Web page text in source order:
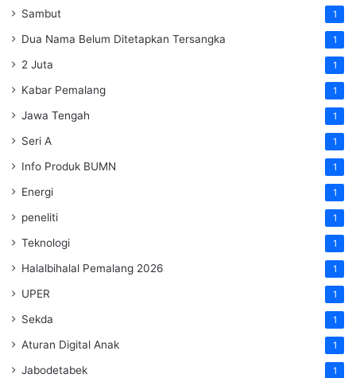
Sambut 1
Dua Nama Belum Ditetapkan Tersangka 1
2 Juta 1
Kabar Pemalang 1
Jawa Tengah 1
Seri A 1
Info Produk BUMN 1
Energi 1
peneliti 1
Teknologi 1
Halalbihalal Pemalang 2026 1
UPER 1
Sekda 1
Aturan Digital Anak 1
Jabodetabek 1